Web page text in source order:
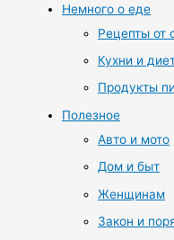
Немного о еде
Рецепты от
Кухни и
Продукты
Полезное
Авто и мото
Дом и быт
Женщинам
Закон и